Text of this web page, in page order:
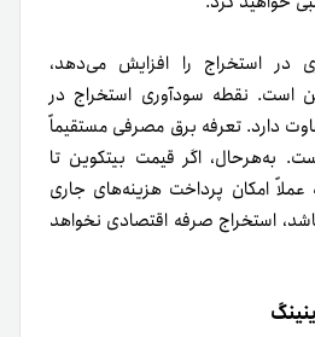
در استخراج را افزایش می‌دهد،
است. نقطه سودآوری استخراج در
دارد. تعرفه برق مصرفی مستقیماً
به‌هر‌حال، اگر قیمت بیتکوین تا
امکان پرداخت هزینه‌های جاری
استخراج صرفه اقتصادی نخواهد